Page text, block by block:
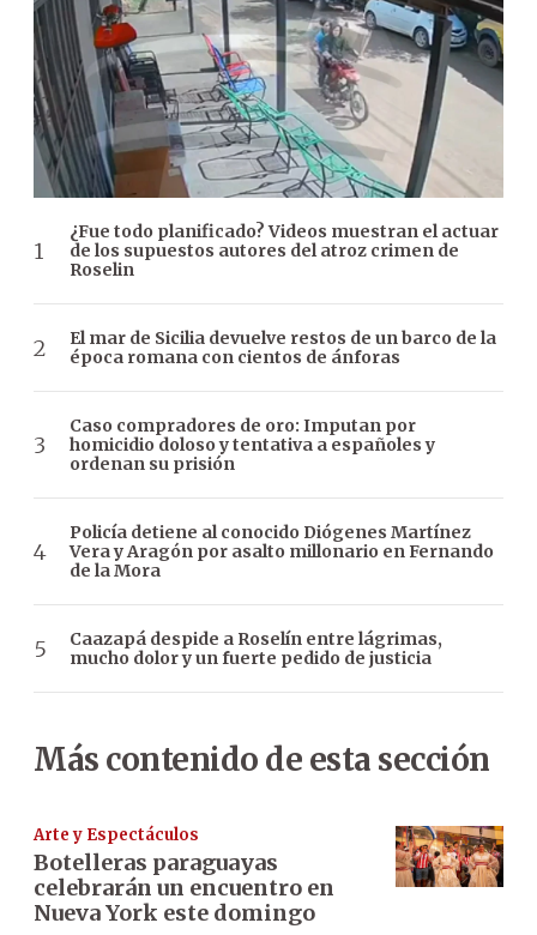
¿Fue todo planificado? Videos muestran el actuar
de los supuestos autores del atroz crimen de
Roselin
El mar de Sicilia devuelve restos de un barco de la
época romana con cientos de ánforas
Caso compradores de oro: Imputan por
homicidio doloso y tentativa a españoles y
ordenan su prisión
Policía detiene al conocido Diógenes Martínez
Vera y Aragón por asalto millonario en Fernando
de la Mora
Caazapá despide a Roselín entre lágrimas,
mucho dolor y un fuerte pedido de justicia
Más contenido de esta sección
Arte y Espectáculos
Botelleras paraguayas
celebrarán un encuentro en
Nueva York este domingo